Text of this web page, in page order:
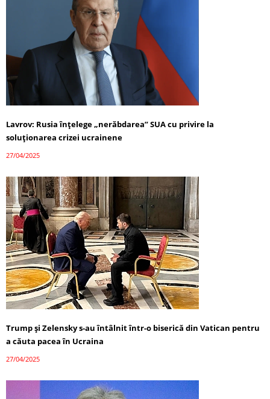
Lavrov: Rusia înțelege „nerăbdarea” SUA cu privire la
soluționarea crizei ucrainene
27/04/2025
Trump și Zelensky s-au întâlnit într-o biserică din Vatican pentru
a căuta pacea în Ucraina
27/04/2025